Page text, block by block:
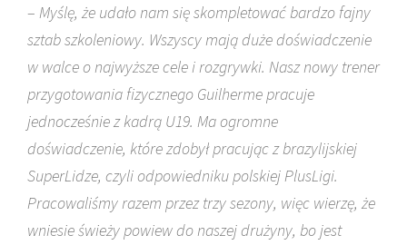
– Myślę, że udało nam się skompletować bardzo fajny
sztab szkoleniowy. Wszyscy mają duże doświadczenie
w walce o najwyższe cele i rozgrywki. Nasz nowy trener
przygotowania fizycznego Guilherme pracuje
jednocześnie z kadrą U19. Ma ogromne
doświadczenie, które zdobył pracując z brazylijskiej
SuperLidze, czyli odpowiedniku polskiej PlusLigi.
Pracowaliśmy razem przez trzy sezony, więc wierzę, że
wniesie świeży powiew do naszej drużyny, bo jest